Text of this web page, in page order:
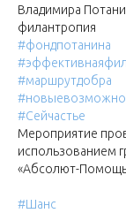
Владимира
филантропия
#фондпотанина
#маршрутдобра
#Сейчастье
Мероприятие
использованием
«Абсолют-
#Шанс